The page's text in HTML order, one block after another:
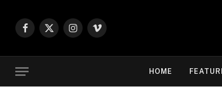
Facebook
X
Instagram
Vimeo
HOME